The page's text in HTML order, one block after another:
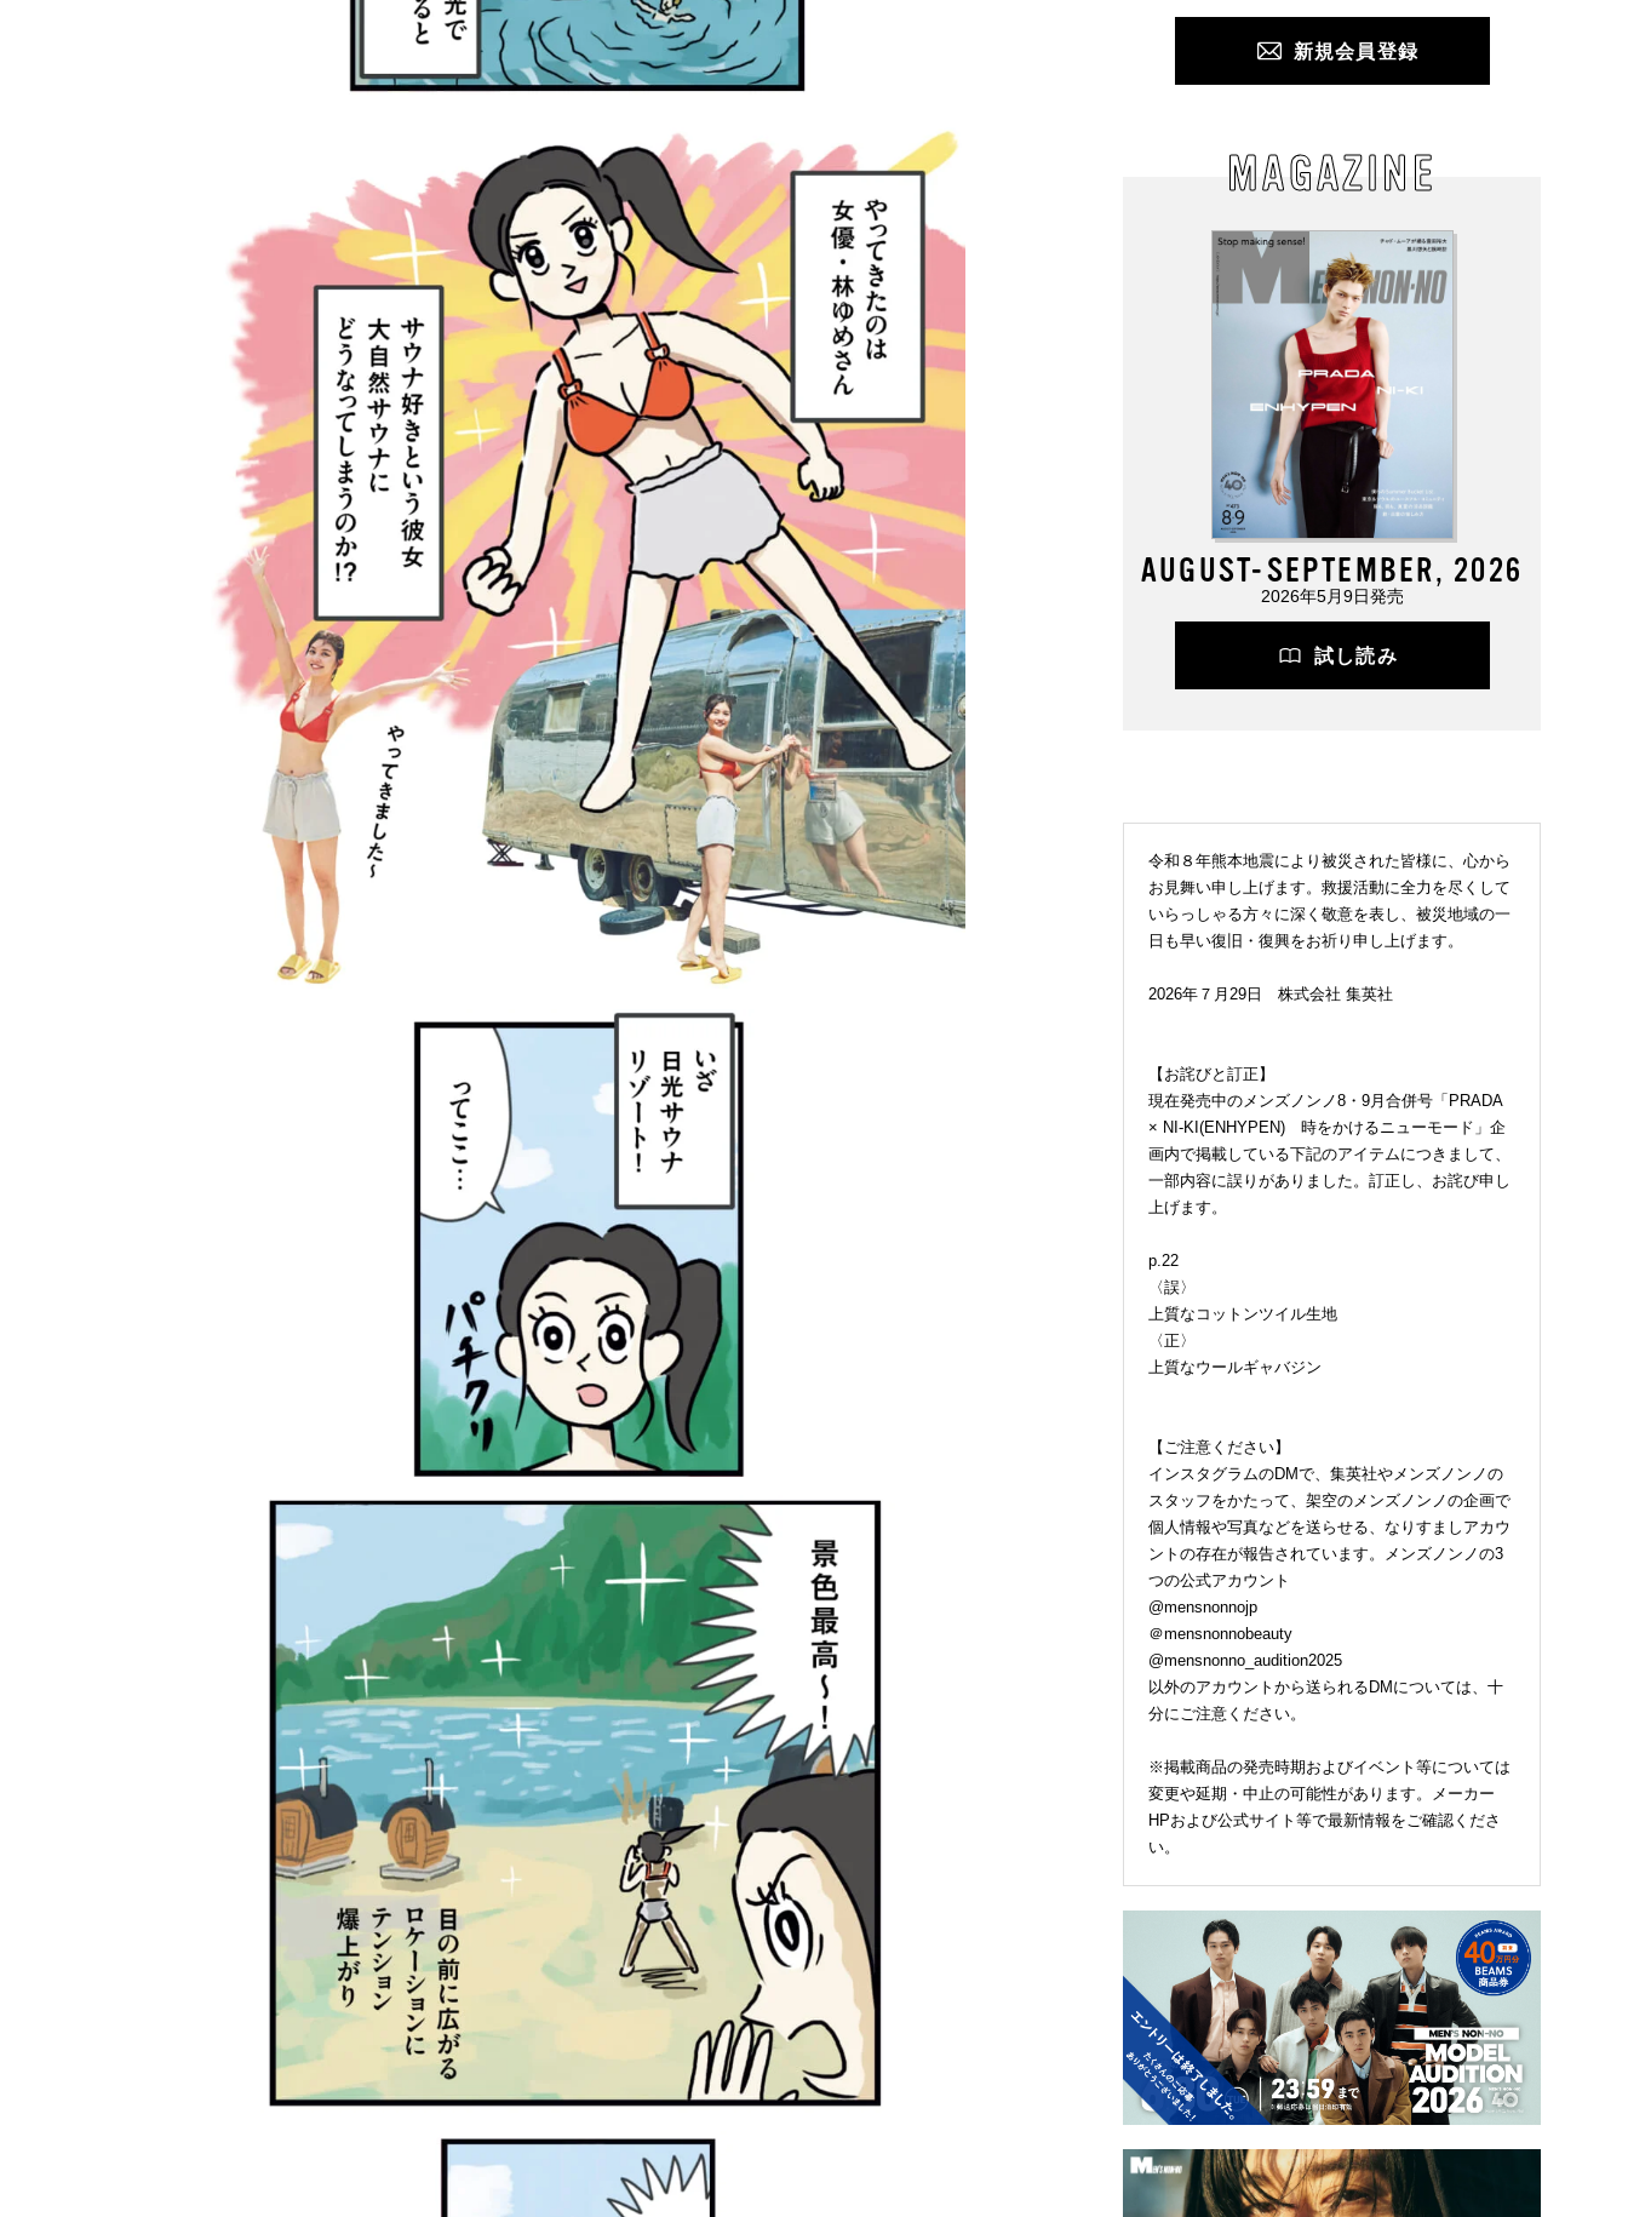
新規会員登録
MAGAZINE
AUGUST-SEPTEMBER, 2026
2026年5月9日発売
試し読み
令和８年熊本地震により被災された皆様に、心から
お見舞い申し上げます。救援活動に全力を尽くして
いらっしゃる方々に深く敬意を表し、被災地域の一
日も早い復旧・復興をお祈り申し上げます。
2026年７月29日 株式会社 集英社
【お詫びと訂正】
現在発売中のメンズノンノ8・9月合併号「PRADA
× NI-KI(ENHYPEN) 時をかけるニューモード」企
画内で掲載している下記のアイテムにつきまして、
一部内容に誤りがありました。訂正し、お詫び申し
上げます。
p.22
〈誤〉
上質なコットンツイル生地
〈正〉
上質なウールギャバジン
【ご注意ください】
インスタグラムのDMで、集英社やメンズノンノの
スタッフをかたって、架空のメンズノンノの企画で
個人情報や写真などを送らせる、なりすましアカウ
ントの存在が報告されています。メンズノンノの3
つの公式アカウント
@mensnonnojp
＠mensnonnobeauty
@mensnonno_audition2025
以外のアカウントから送られるDMについては、十
分にご注意ください。
※掲載商品の発売時期およびイベント等については
変更や延期・中止の可能性があります。メーカー
HPおよび公式サイト等で最新情報をご確認くださ
い。